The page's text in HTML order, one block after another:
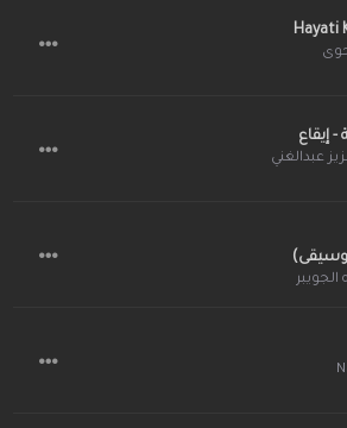
Hayati
إيقاع
عبدالغني
الجويبر